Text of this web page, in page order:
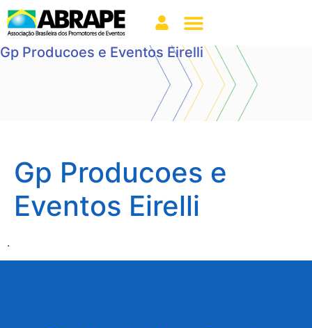
Gp Producoes e Eventos Eirelli
Gp Producoes e
Eventos Eirelli
.